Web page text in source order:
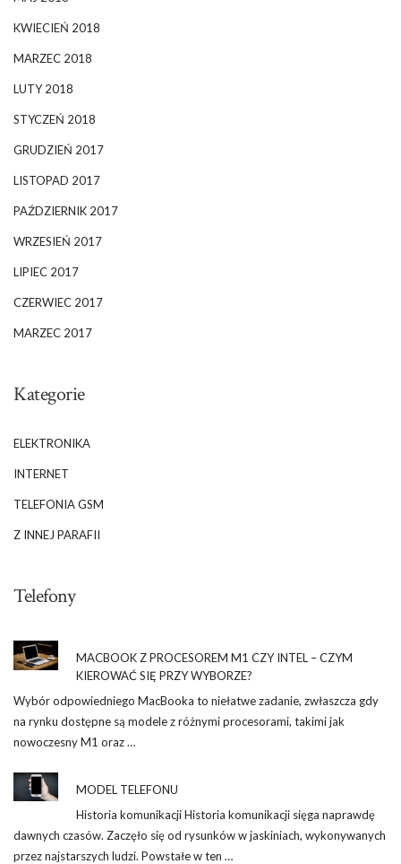
KWIECIEŃ 2018
MARZEC 2018
LUTY 2018
STYCZEŃ 2018
GRUDZIEŃ 2017
LISTOPAD 2017
PAŹDZIERNIK 2017
WRZESIEŃ 2017
LIPIEC 2017
CZERWIEC 2017
MARZEC 2017
Kategorie
ELEKTRONIKA
INTERNET
TELEFONIA GSM
Z INNEJ PARAFII
Telefony
MACBOOK Z PROCESOREM M1 CZY INTEL – CZYM
KIEROWAĆ SIĘ PRZY WYBORZE?
Wybór odpowiedniego MacBooka to niełatwe zadanie, zwłaszcza gdy
na rynku dostępne są modele z różnymi procesorami, takimi jak
nowoczesny M1 oraz …
MODEL TELEFONU
Historia komunikacji Historia komunikacji sięga naprawdę
dawnych czasów. Zaczęło się od rysunków w jaskiniach, wykonywanych
przez najstarszych ludzi. Powstałe w ten …